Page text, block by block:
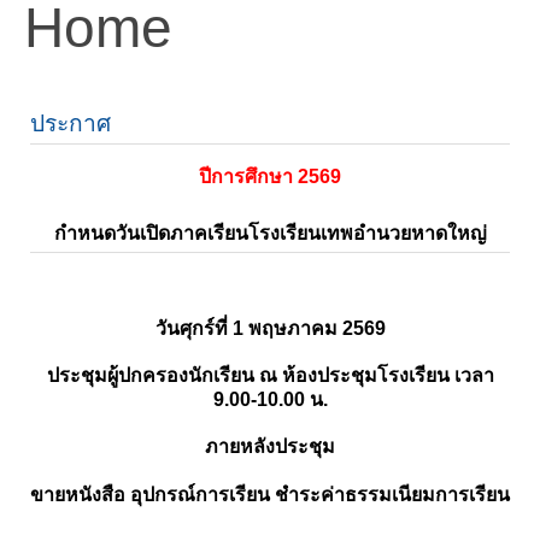
Home
ประกาศ
ปีการศึกษา 2569
กำหนดวันเปิดภาคเรียนโรงเรียนเทพอำนวยหาดใหญ่
วันศุกร์ที่ 1 พฤษภาคม 2569
ประชุมผู้ปกครองนักเรียน ณ ห้องประชุมโรงเรียน เวลา
9.00-10.00 น.
ภายหลังประชุม
ขายหนังสือ อุปกรณ์การเรียน ชำระค่าธรรมเนียมการเรียน